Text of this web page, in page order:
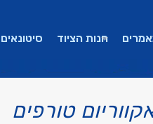
חנות הציוד סיטונאים
טורפים